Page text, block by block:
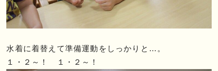
水着に着替えて準備運動をしっかりと…。
１・２～！ １・２～！